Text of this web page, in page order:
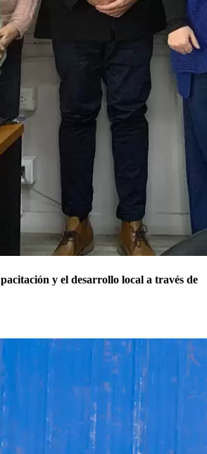
y el desarrollo local a través de